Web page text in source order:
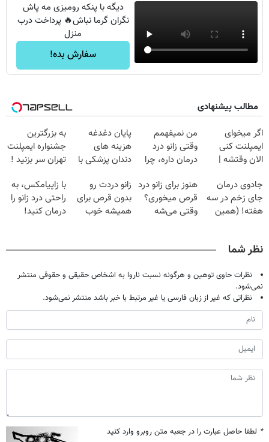
دیگه با پنکه رومیزی مه پاش
نگران گرما نباش🔥 پرداخت درب
منزل
سفارش بده!
مطالب پیشنهادی
اگر میخوای
ایمپلنت کنی
الان وقتشه |
میلیون تومان!!!
من نمیفهمم
وقتی زانو درد
درمان داره، چرا
تحمل میکنی؟❗
پایان دغدغه
هزینه های
دندان پزشکی با
خانگی
به بزرگترین
جشنواره ایمپلنت
تهران سر بزنید !
میلیون !
جادوی درمان
جای زخم در سه
هفته! (همین
هنوز برای زانو درد
قرص میخوری؟
وقتی می‌شه
زانو دردت رو
بدون قرص برای
همیشه خوب
با زاپیامکس، به
راحتی درد زانو را
درمان کنید!
نظر شما
نظرات حاوی توهین و هرگونه نسبت ناروا به اشخاص حقیقی و حقوقی منتشر
نمی‌شود.
نظراتی که غیر از زبان فارسی یا غیر مرتبط با خبر باشد منتشر نمی‌شود.
* لطفا حاصل عبارت را در جعبه متن روبرو وارد کنید